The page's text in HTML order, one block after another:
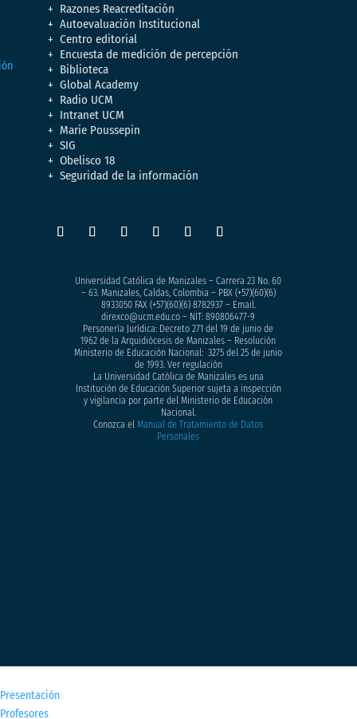
Razones Reacreditación
Autoevaluación Institucional
Centro editorial
Encuesta de medición de percepción
Biblioteca
Global Academy
Radio UCM
Intranet UCM
Marie Poussepin
SIG
Obelisco 18
Seguridad de la información
Universidad Católica de Manizales – Carrera 23 No. 60
– 63. Manizales, Caldas, Colombia – PBX (+57)(60)(6)
8933050FAX (+57)(60)(6) 8782937 – Email.
direxco@ucm.edu.co – NIT: 890806477-9
Personería Jurídica: Decreto 271 del 19 de junio de
1962 de la Arquidiócesis de Manizales – Resolución
Ministerio de Educación Nacional: 3275 del 25 de junio
de 1993. Ver regulación
La Universidad Católica de Manizales es una
Institución de Educación Superior sujeta a inspección
y vigilancia por parte del Ministerio de Educación
Nacional.
Conozca elManual de Tratamiento de Datos
Personales
Presentación
Profesores